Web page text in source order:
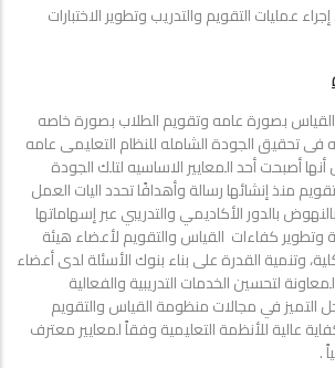
عمليات التقويم والتدريب وتطوير الاختبارات
بصورة عامه وتقويم الطلاب بصورة خاصه
فى تحقيق الجودة الشامله للنظام التعليمى عامه
أنها أصبحت أحد المعايير الاساسيه لتلك الجودة
منذ إنشائها رسالة وأهدافًا تحدد اليات العمل
بالدور الأكاديمي والتدريبي عبر إسهاماتها
وتطوير كفاءات القياس والتقويم لأعضاء هيئة
وتنمية القدرة على بناء بنوك الأسئلة لدى أعضاء
لتحسين الخدمات التدريبية والفعالية
التميز في مجالات منظومة القياس والتقويم
عالية للأنظمة التعليمية وفقاً لمعايير معترف
.